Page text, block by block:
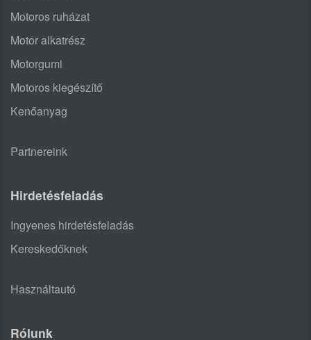
Motoros ruházat
Motor alkatrész
Motorgumi
Motoros kiegészítő
Kenőanyag
Partnereink
Hirdetésfeladás
Ingyenes hirdetésfeladás
Kereskedőknek
Használtautó
Rólunk